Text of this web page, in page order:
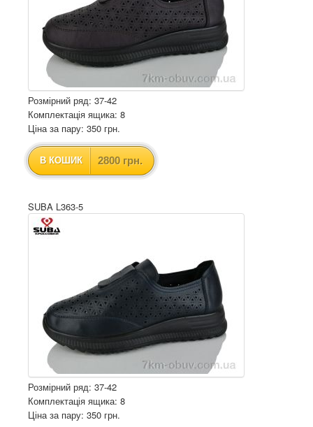
Розмірний ряд: 37-42
Комплектація ящика: 8
Ціна за пару: 350 грн.
В КОШИК 2800 грн.
SUBA L363-5
Розмірний ряд: 37-42
Комплектація ящика: 8
Ціна за пару: 350 грн.